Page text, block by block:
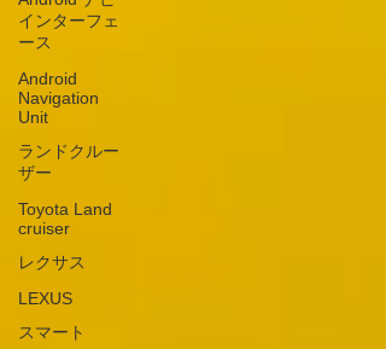
インターフェ
ース
Android
Navigation
Unit
ランドクルー
ザー
Toyota Land
cruiser
レクサス
LEXUS
スマート